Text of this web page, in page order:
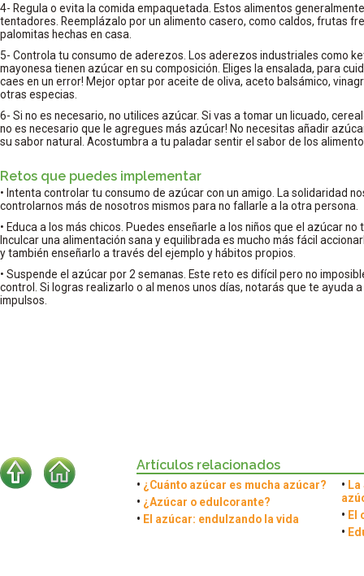
4- Regula o evita la comida empaquetada. Estos alimentos
tentadores. Reemplázalo por un alimento casero, como caldos, frutas
palomitas hechas en casa.
5- Controla tu consumo de aderezos. Los aderezos industriales como
mayonesa tienen azúcar en su composición. Eliges la ensalada, para
caes en un error! Mejor optar por aceite de oliva, aceto balsámico,
otras especias.
6- Si no es necesario, no utilices azúcar. Si vas a tomar un licuado,
no es necesario que le agregues más azúcar! No necesitas añadir
su sabor natural. Acostumbra a tu paladar sentir el sabor de los
Retos que puedes implementar
• Intenta controlar tu consumo de azúcar con un amigo. La solidaridad
controlarnos más de nosotros mismos para no fallarle a la otra persona.
• Educa a los más chicos. Puedes enseñarle a los niños que el azúcar
Inculcar una alimentación sana y equilibrada es mucho más fácil
y también enseñarlo a través del ejemplo y hábitos propios.
• Suspende el azúcar por 2 semanas. Este reto es difícil pero no
control. Si logras realizarlo o al menos unos días, notarás que te ayuda
impulsos.
Artículos relacionados
• ¿Cuánto azúcar es mucha azúcar?
• ¿Azúcar o edulcorante?
• El azúcar: endulzando la vida
•
• El
•